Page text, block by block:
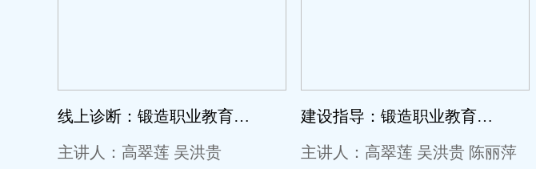
线上诊断：锻造职业教育高水平“金师”主题工作坊线上诊断暨第一场直播活动
主讲人：高翠莲 吴洪贵
建设指导：锻造职业教育高水平“金师”主题工作坊建设指导暨第二场直播活动
主讲人：高翠莲 吴洪贵 陈丽萍